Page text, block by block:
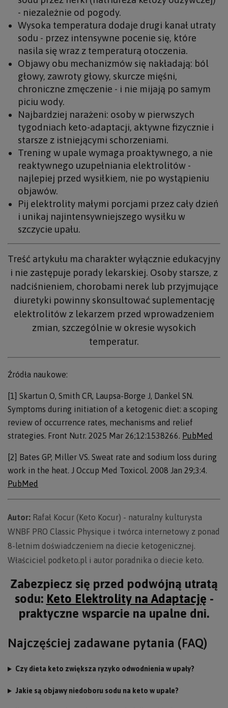
- niezależnie od pogody.
Wysoka temperatura dodaje drugi kanał utraty
sodu - przez intensywne pocenie się, które
nasila się wraz z temperaturą otoczenia.
Objawy obu mechanizmów się nakładają: ból
głowy, zawroty głowy, skurcze mięśni,
chroniczne zmęczenie - i nie mijają po samym
piciu wody.
Najbardziej narażeni: osoby w pierwszych
tygodniach keto-adaptacji, aktywne fizycznie i
starsze z istniejącymi schorzeniami.
Trening w upale wymaga proaktywnego, a nie
reaktywnego uzupełniania elektrolitów -
najlepiej przed wysiłkiem, nie po wystąpieniu
objawów.
Pij elektrolity małymi porcjami przez cały dzień
i unikaj najintensywniejszego wysiłku w
szczycie upału.
Treść artykułu ma charakter wyłącznie edukacyjny
i nie zastępuje porady lekarskiej. Osoby starsze, z
nadciśnieniem, chorobami nerek lub przyjmujące
diuretyki powinny skonsultować suplementację
elektrolitów z lekarzem przed wprowadzeniem
zmian, szczególnie w okresie wysokich
temperatur.
Źródła naukowe:
[1] Skartun O, Smith CR, Laupsa-Borge J, Dankel SN.
Symptoms during initiation of a ketogenic diet: a scoping
review of occurrence rates, mechanisms and relief
strategies. Front Nutr. 2025 Mar 26;12:1538266. PubMed
[2] Bates GP, Miller VS. Sweat rate and sodium loss during
work in the heat. J Occup Med Toxicol. 2008 Jan 29;3:4.
PubMed
Autor: Rafał Kocur (Keto Kocur) - naturalny kulturysta
WNBF PRO Classic Physique i twórca internetowy z ponad
8-letnim doświadczeniem na diecie ketogenicznej.
Właściciel podketo.pl i autor poradnika o diecie keto.
Zabezpiecz się przed podwójną utratą
sodu: Keto Elektrolity na Adaptację -
praktyczne wsparcie na upalne dni.
Najczęściej zadawane pytania (FAQ)
Czy dieta keto zwiększa ryzyko odwodnienia w upały?
Jakie są objawy niedoboru sodu na keto w upale?